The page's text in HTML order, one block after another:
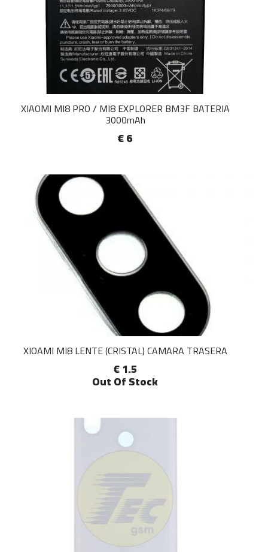
XIAOMI MI8 PRO / MI8 EXPLORER BM3F BATERIA
3000mAh
€ 6
XIOAMI MI8 LENTE (CRISTAL) CAMARA TRASERA
€ 1.5
Out Of Stock